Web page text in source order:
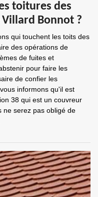
toitures des
Bonnot ?
qui touchent les toits des
des opérations de
de fuites et
pour faire les
de confier les
informons qu'il est
38 qui est un couvreur
ne serez pas obligé de